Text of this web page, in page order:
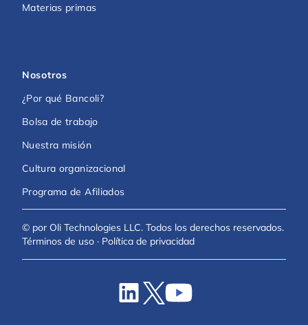
Materias primas
Nosotros
¿Por qué Bancoli?
Bolsa de trabajo
Nuestra misión
Cultura organizacional
Programa de Afiliados
© por Oli Technologies LLC. Todos los derechos reservados.
Términos de uso · Política de privacidad